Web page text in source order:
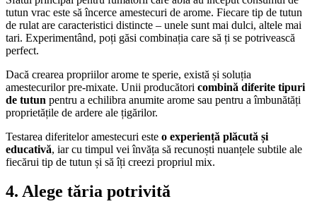
tutun vrac este să încerce amestecuri de arome. Fiecare tip de tutun
de rulat are caracteristici distincte – unele sunt mai dulci, altele mai
tari. Experimentând, poți găsi combinația care să ți se potrivească
perfect.
Dacă crearea propriilor arome te sperie, există și soluția
amestecurilor pre-mixate. Unii producători combină diferite tipuri
de tutun pentru a echilibra anumite arome sau pentru a îmbunătăți
proprietățile de ardere ale țigărilor.
Testarea diferitelor amestecuri este o experiență plăcută și
educativă, iar cu timpul vei învăța să recunoști nuanțele subtile ale
fiecărui tip de tutun și să îți creezi propriul mix.
4. Alege tăria potrivită